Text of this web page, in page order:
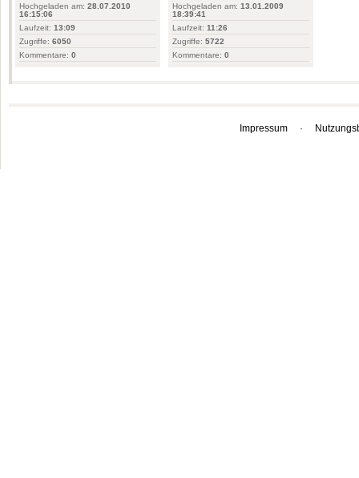
Hochgeladen am: 28.07.2010
16:15:06
Laufzeit: 13:09
Zugriffe: 6050
Kommentare: 0
Hochgeladen am: 13.01.2009
18:39:41
Laufzeit: 11:26
Zugriffe: 5722
Kommentare: 0
Impressum ·